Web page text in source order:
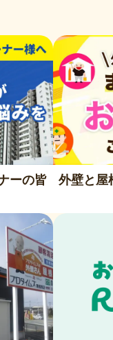
ーの皆
外壁と屋